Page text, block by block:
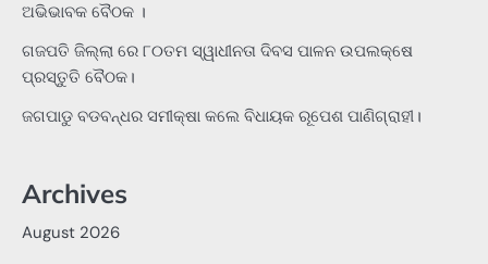
ଅଭିଭାବକ ବୈଠକ ।
ଗଜପତି ଜିଲ୍ଲା ରେ ୮୦ତମ ସ୍ୱାଧୀନତା ଦିବସ ପାଳନ ଉପଲକ୍ଷେ
ପ୍ରସ୍ତୁତି ବୈଠକ।
ଜଗପାଡୁ ବଡବନ୍ଧର ସମୀକ୍ଷା କଲେ ବିଧାୟକ ରୂପେଶ ପାଣିଗ୍ରାହୀ।
Archives
August 2026